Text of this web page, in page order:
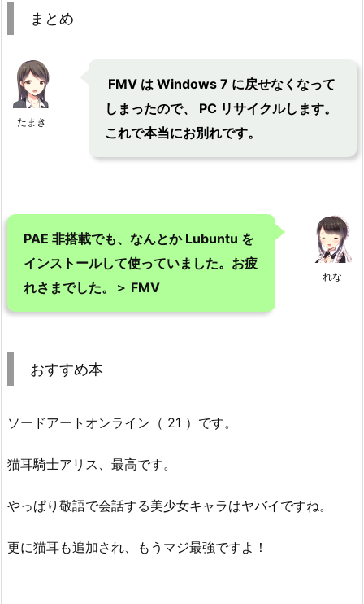
まとめ
たまき
FMV は Windows 7 に戻せなくなって
しまったので、 PC リサイクルします。
これで本当にお別れです。
れな
PAE 非搭載でも、なんとか Lubuntu を
インストールして使っていました。お疲
れさまでした。＞ FMV
おすすめ本
ソードアートオンライン（ 21 ）です。
猫耳騎士アリス、最高です。
やっぱり敬語で会話する美少女キャラはヤバイですね。
更に猫耳も追加され、もうマジ最強ですよ！